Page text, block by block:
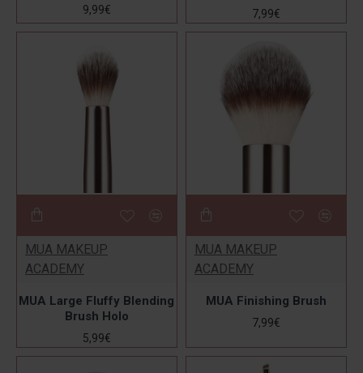
9,99€ 7,99€
MUA MAKEUP
ACADEMY
MUA Large Fluffy Blending
Brush Holo
5,99€
MUA MAKEUP
ACADEMY
MUA Finishing Brush
7,99€